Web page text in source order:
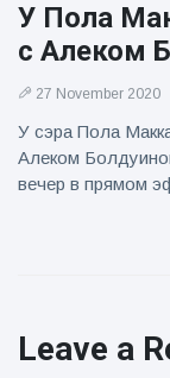
У Пола
с Алеком
27 November 2020
У сэра Пола
Алеком
вечер в прямом
Leave a